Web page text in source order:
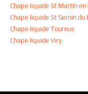
Chape liquide St Martin en
Chape liquide St Sernin du
Chape liquide Tournus
Chape liquide Viry